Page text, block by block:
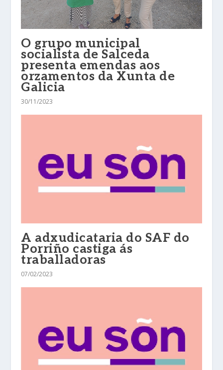
O grupo municipal
socialista de Salceda
presenta emendas aos
orzamentos da Xunta de
Galicia
30/11/2023
A adxudicataria do SAF do
Porriño castiga ás
traballadoras
07/02/2023